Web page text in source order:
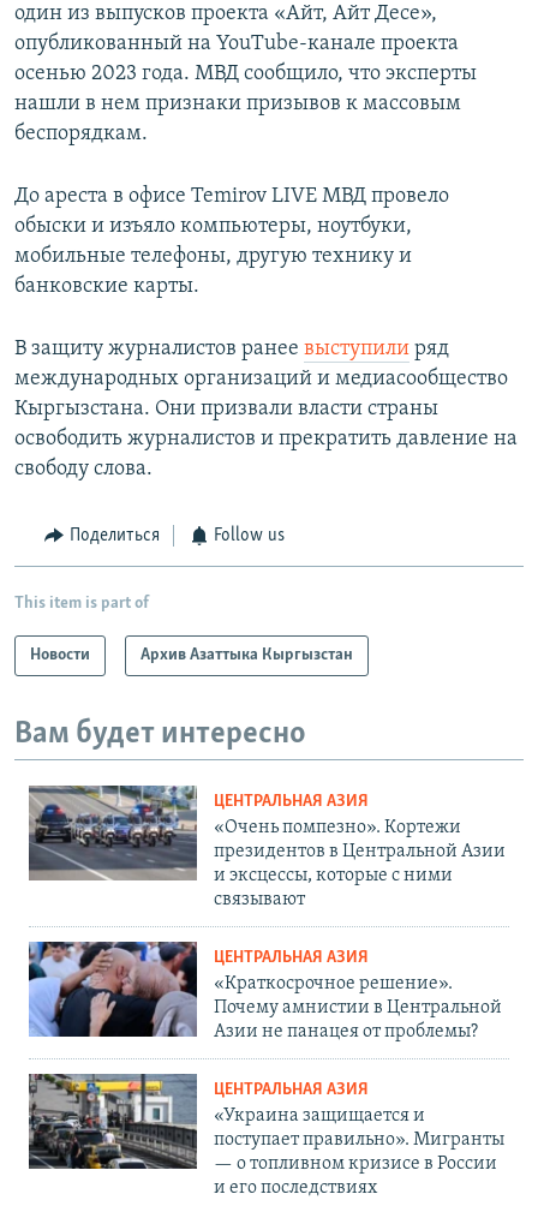
один из выпусков проекта «Айт, Айт Десе»,
опубликованный на YouTube-канале проекта
осенью 2023 года. МВД сообщило, что эксперты
нашли в нем признаки призывов к массовым
беспорядкам.
До ареста в офисе Temirov LIVE МВД провело
обыски и изъяло компьютеры, ноутбуки,
мобильные телефоны, другую технику и
банковские карты.
В защиту журналистов ранее выступили ряд
международных организаций и медиасообщество
Кыргызстана. Они призвали власти страны
освободить журналистов и прекратить давление на
свободу слова.
Поделиться Follow us
This item is part of
Новости Архив Азаттыка Кыргызстан
Вам будет интересно
ЦЕНТРАЛЬНАЯ АЗИЯ
«Очень помпезно». Кортежи
президентов в Центральной Азии
и эксцессы, которые с ними
связывают
ЦЕНТРАЛЬНАЯ АЗИЯ
«Краткосрочное решение».
Почему амнистии в Центральной
Азии не панацея от проблемы?
ЦЕНТРАЛЬНАЯ АЗИЯ
«Украина защищается и
поступает правильно». Мигранты
— о топливном кризисе в России
и его последствиях